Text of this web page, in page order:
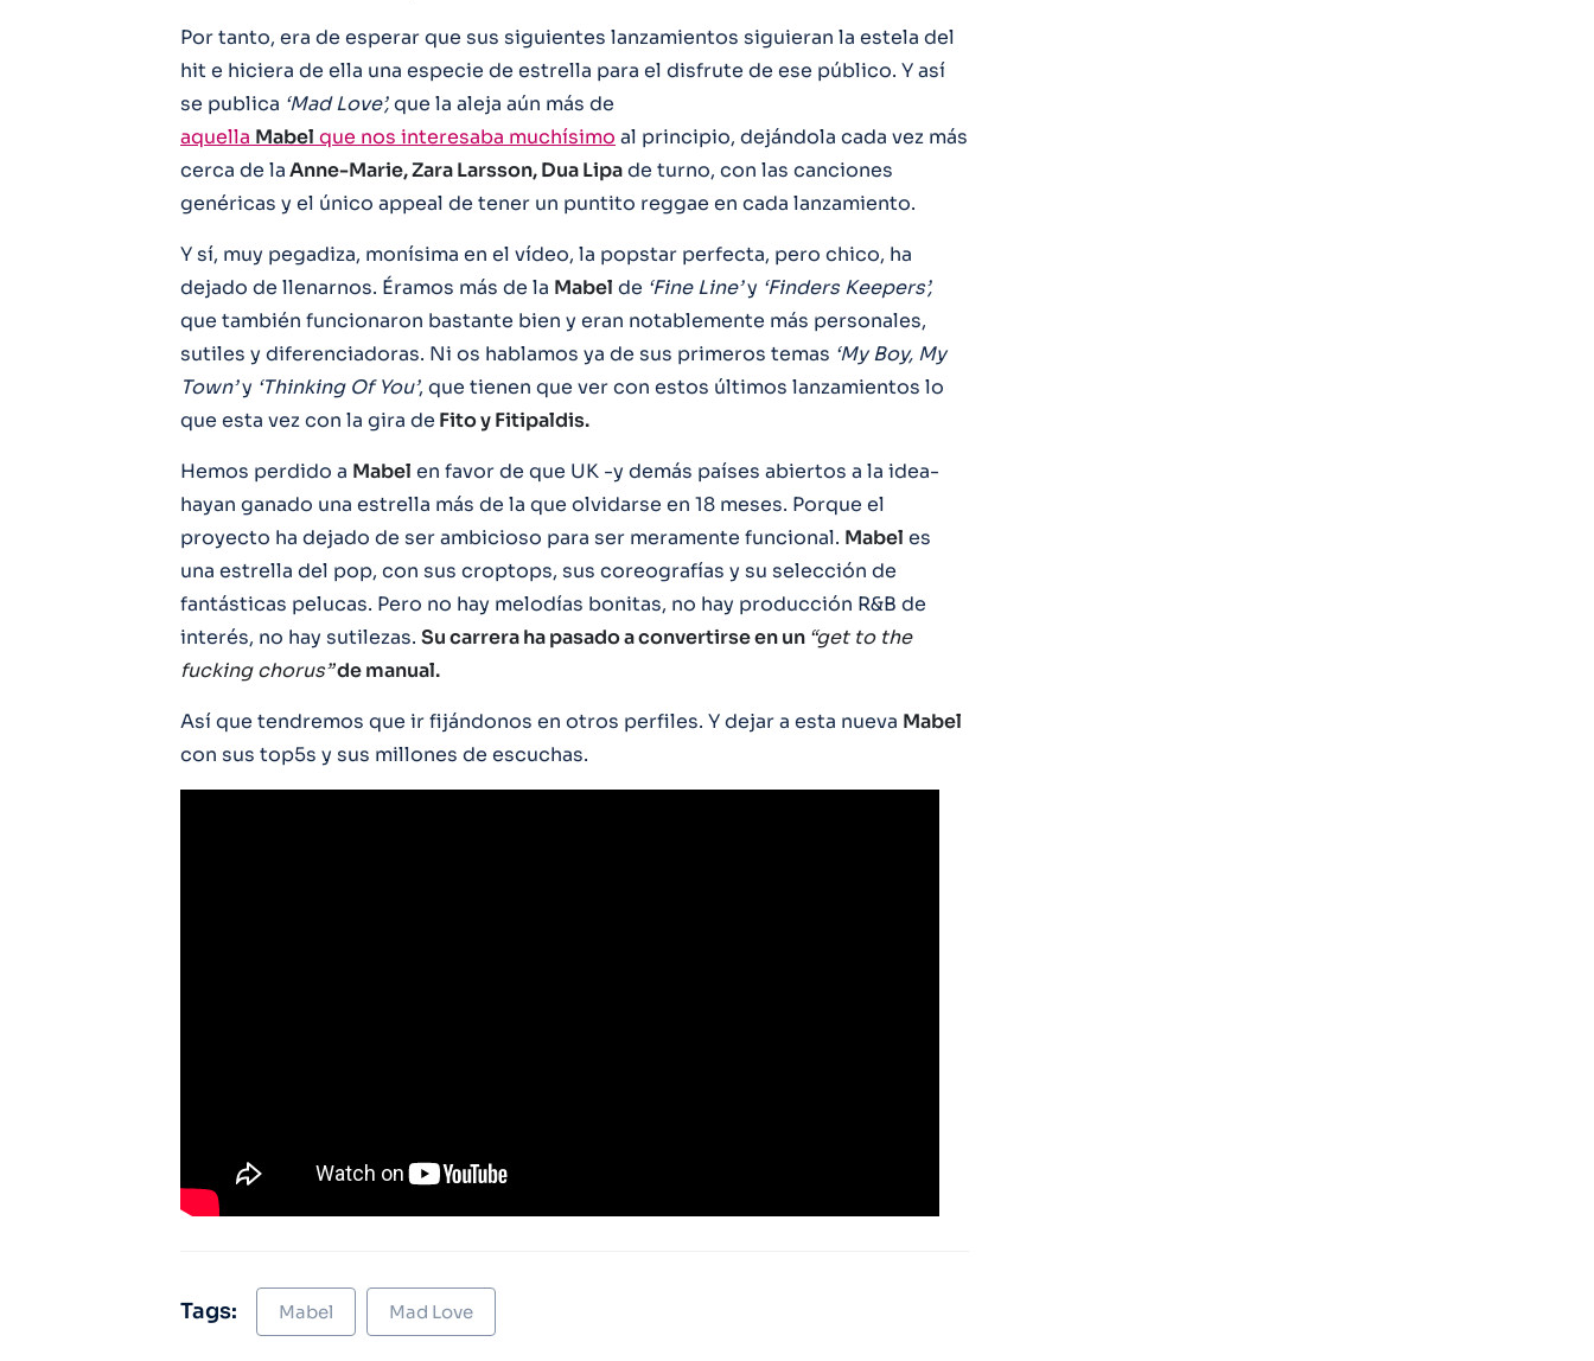
Por tanto, era de esperar que sus siguientes lanzamientos siguieran la estela del
hit e hiciera de ella una especie de estrella para el disfrute de ese público. Y así
se publica ‘Mad Love’,que la aleja aún más de
aquella Mabel que nos interesaba muchísimo al principio, dejándola cada vez más
cerca de laAnne-Marie, Zara Larsson, Dua Lipade turno, con las canciones
genéricas y el único appeal de tener un puntito reggae en cada lanzamiento.
Y sí, muy pegadiza, monísima en el vídeo, la popstar perfecta, pero chico, ha
dejado de llenarnos. Éramos más de la Mabel de ‘Fine Line’y ‘Finders Keepers’,
que también funcionaron bastante bien y eran notablemente más personales,
sutiles y diferenciadoras. Ni os hablamos ya de sus primeros temas ‘My Boy, My
Town’y ‘Thinking Of You’, que tienen que ver con estos últimos lanzamientos lo
que esta vez con la gira de Fito y Fitipaldis.
Hemos perdido a Mabel en favor de que UK -y demás países abiertos a la idea-
hayan ganado una estrella más de la que olvidarse en 18 meses. Porque el
proyecto ha dejado de ser ambicioso para ser meramente funcional. Mabel es
una estrella del pop, con sus croptops, sus coreografías y su selección de
fantásticas pelucas. Pero no hay melodías bonitas, no hay producción R&B de
interés, no hay sutilezas. Su carrera ha pasado a convertirse en un “get to the
fucking chorus”de manual.
Así que tendremos que ir fijándonos en otros perfiles. Y dejar a esta nueva Mabel
con sus top5s y sus millones de escuchas.
Tags: Mabel Mad Love